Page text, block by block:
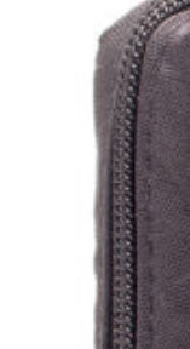
oferecer recursos de
informações
de redes sociais,
na proteção e no
forma, apresentamos